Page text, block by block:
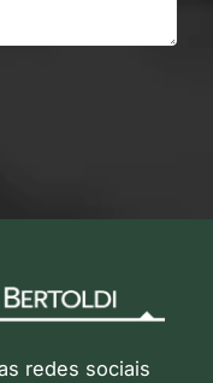
redes sociais